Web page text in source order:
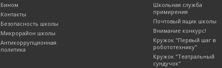
Бином
Контакты
Безопасность школы
Микрорайон школы
Антикоррупционная
политика
Школьная служба
примирения
Почтовый ящик школы
Внимание конкурс!
Кружок "Первый шаг в
робототехнику"
Кружок "Театральный
сундучок"